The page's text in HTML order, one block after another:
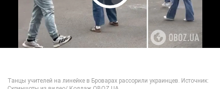
Play Video